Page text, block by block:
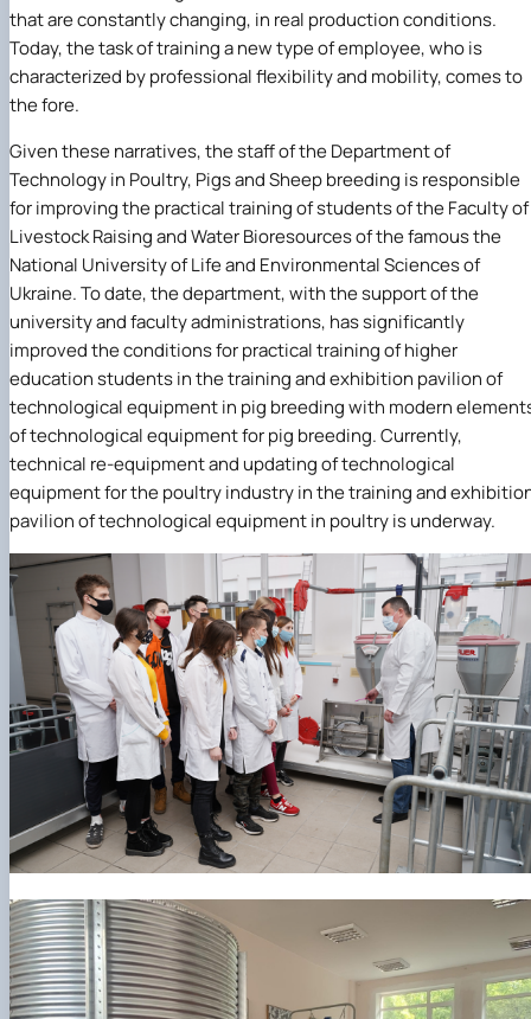
Іноземні мови
Працевлаштування
Їдальні та буфети
Студентські квитки
Центр вивчення мов
Психологічна підтримка
Інклюзивне середовище
Рада молодих вчених
Наукові школи
Стартап школа НУБіП України
Методичні рекомендації, пам'ятки
Форми документів
Патентно-ліцензійна діяльність
ЦКНО «Агропромисловий комплекс, лісове і
садово-паркове господарство, ветеринарна
медицина»
Обладнання НУБіП України
Біоетична комісія
Наукові видання
Досліднику та автору
Звіт про проведення НТЗ
Наукові журнали НУБіП України (English)
Пам'ятка про проведення науково-
заходів
Порядок планування та організації
проведення НТЗ
Результати науково-технічних заходів
Монографії
Наука для бізнесу
Каталог наукових послуг
«SEB-2025»
Наглядова рада
Рада роботодавців
Благодійний фонд «Голосіївська ініціатива
2020»
Історія університету
Видатні випускники та працівники
Звіт ректора
Пам'яті захисників України
Пресслужба
Університетський кур'єр
Вибори ректора
Програма розвитку університету
ініціатива – 2025»
Доступ до публічної інформації
Державні закупівлі
Офіційна символіка
Антикорупційні заходи
виявлення корупції
Положення про антикорупційного
уповноваженого НУБіП України
Національні нормативно-правові акти
Нормативно-правові акти НУБіП України
Інформаційні ресурси НАЗК
Методичні роз’яснення НАЗК
Антикорупційні заходи
Контактна інформація
that are constantly changing, in real production conditions.
Today, the task of training a new type of employee, who is
characterized by professional flexibility and mobility, comes to
the fore.
Given these narratives, the staff of the Department of
Technology in Poultry, Pigs and Sheep breeding is responsible
for improving the practical training of students of the Faculty of
Livestock Raising and Water Bioresources of the famous the
National University of Life and Environmental Sciences of
Ukraine. To date, the department, with the support of the
university and faculty administrations, has significantly
improved the conditions for practical training of higher
education students in the training and exhibition pavilion of
technological equipment in pig breeding with modern
of technological equipment for pig breeding. Currently,
technical re-equipment and updating of technological
equipment for the poultry industry in the training and
pavilion of technological equipment in poultry is underway.